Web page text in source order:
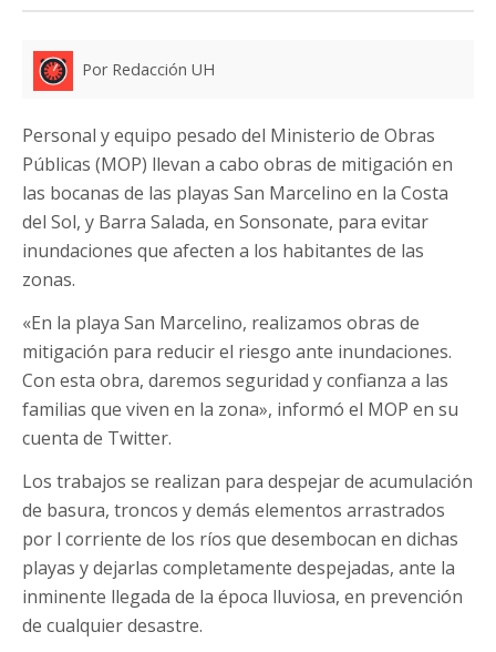
Por Redacción UH
Personal y equipo pesado del Ministerio de Obras
Públicas (MOP) llevan a cabo obras de mitigación en
las bocanas de las playas San Marcelino en la Costa
del Sol, y Barra Salada, en Sonsonate, para evitar
inundaciones que afecten a los habitantes de las
zonas.
«En la playa San Marcelino, realizamos obras de
mitigación para reducir el riesgo ante inundaciones.
Con esta obra, daremos seguridad y confianza a las
familias que viven en la zona», informó el MOP en su
cuenta de Twitter.
Los trabajos se realizan para despejar de acumulación
de basura, troncos y demás elementos arrastrados
por l corriente de los ríos que desembocan en dichas
playas y dejarlas completamente despejadas, ante la
inminente llegada de la época lluviosa, en prevención
de cualquier desastre.